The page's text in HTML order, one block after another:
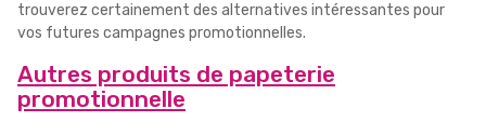
trouverez certainement des alternatives intéressantes pour
vos futures campagnes promotionnelles.
Autres produits de papeterie
promotionnelle